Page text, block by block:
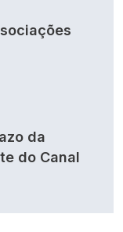
da
do Canal